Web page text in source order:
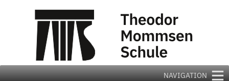
NAVIGATION